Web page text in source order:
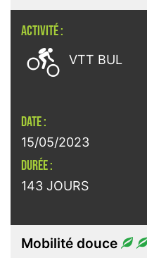
ACTIVITÉ :
 VTT BUL
DATE :
15/05/2023
DURÉE :
143 JOURS
Mobilité douce